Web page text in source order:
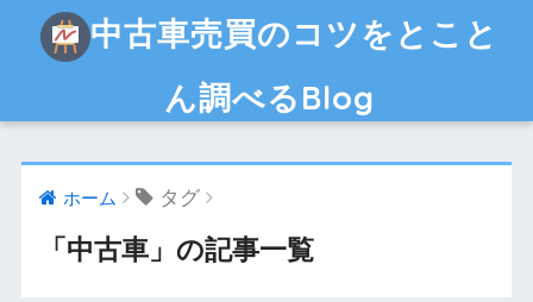
中古車売買のコツをとこと
ん調べるBlog
ホーム タグ
「中古車」の記事一覧